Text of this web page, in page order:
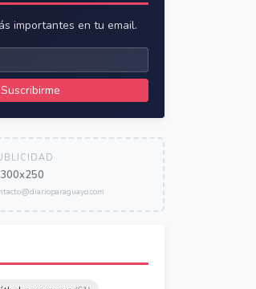
importantes en tu email.
Suscribirme
300x250